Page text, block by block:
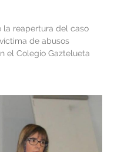
la reapertura del caso
de abusos
el Colegio Gaztelueta